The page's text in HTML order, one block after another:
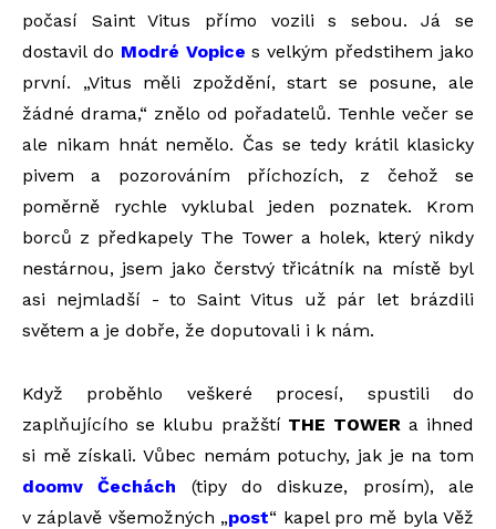
počasí Saint Vitus přímo vozili s sebou. Já se
dostavil do Modré Vopice s velkým předstihem jako
první. „Vitus měli zpoždění, start se posune, ale
žádné drama,“ znělo od pořadatelů. Tenhle večer se
ale nikam hnát nemělo. Čas se tedy krátil klasicky
pivem a pozorováním příchozích, z čehož se
poměrně rychle vyklubal jeden poznatek. Krom
borců z předkapely The Tower a holek, který nikdy
nestárnou, jsem jako čerstvý třicátník na místě byl
asi nejmladší - to Saint Vitus už pár let brázdili
světem a je dobře, že doputovali i k nám.
Když proběhlo veškeré procesí, spustili do
zaplňujícího se klubu pražští THE TOWER a ihned
si mě získali. Vůbec nemám potuchy, jak je na tom
doomv Čechách (tipy do diskuze, prosím), ale
v záplavě všemožných „post“ kapel pro mě byla Věž